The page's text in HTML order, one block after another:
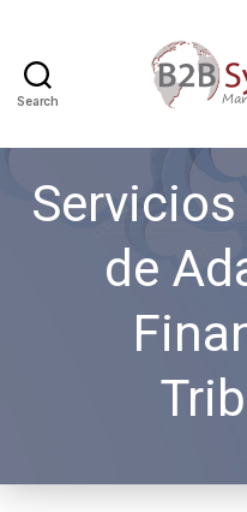
Search
de